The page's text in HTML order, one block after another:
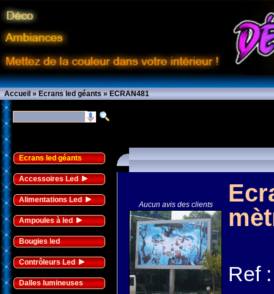
Accueil»Ecrans led géants»ECRAN481
Ecrans led géants
Accessoires Led
Alimentations Led
Ampoules à led
Bougies led
Contrôleurs Led
Dalles lumineuses
Aucun avis des clients
Ref